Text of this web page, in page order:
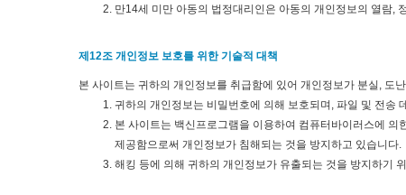
만14세 미만 아동의 법정대리인은 아동의 개인정보의 열람,
제12조 개인정보 보호를 위한 기술적 대책
본 사이트는 귀하의 개인정보를 취급함에 있어 개인정보가 분실, 도
귀하의 개인정보는 비밀번호에 의해 보호되며, 파일 및 전송
본 사이트는 백신프로그램을 이용하여 컴퓨터바이러스에
제공함으로써 개인정보가 침해되는 것을 방지하고 있습니다.
해킹 등에 의해 귀하의 개인정보가 유출되는 것을 방지하기